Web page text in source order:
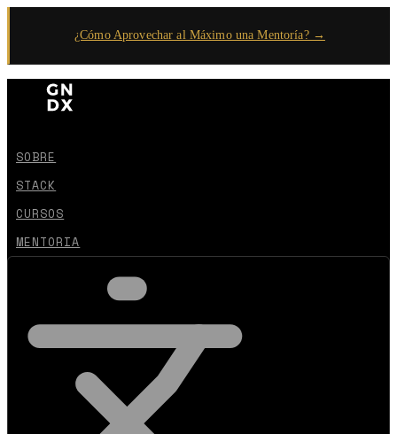
¿Cómo Aprovechar al Máximo una Mentoría? →
SOBRE
STACK
CURSOS
MENTORIA